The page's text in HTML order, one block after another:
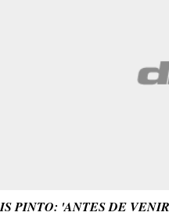
PINTO: 'ANTES DE